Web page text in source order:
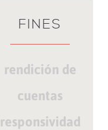
FINES
rendición de
cuentas
responsividad